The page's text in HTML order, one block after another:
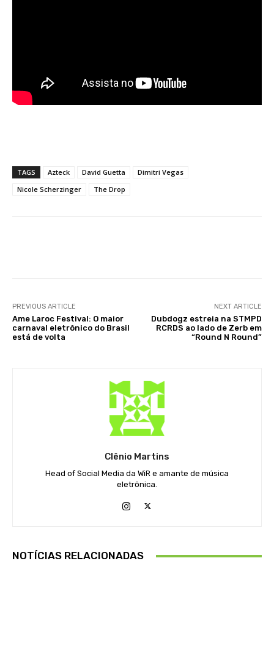
TAGS Azteck David Guetta
Dimitri Vegas
Nicole Scherzinger
The Drop
PREVIOUS ARTICLE
Ame Laroc Festival: O maior
carnaval eletrônico do Brasil
está de volta
NEXT ARTICLE
Dubdogz estreia na STMPD
RCRDS ao lado de Zerb em
“Round N Round”
Clênio Martins
Head of Social Media da WiR e amante de música
eletrônica.
NOTÍCIAS RELACIONADAS